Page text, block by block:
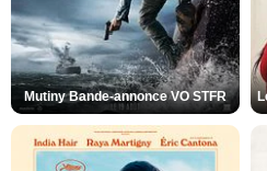
Mutiny Bande-annonce VO STFR